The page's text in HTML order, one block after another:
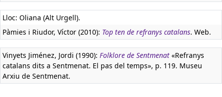
Lloc: Oliana (Alt Urgell).
Pàmies i Riudor, Víctor (2010): Top ten de refranys catalans. Web.
Vinyets Jiménez, Jordi (1990): Folklore de Sentmenat «Refranys
catalans dits a Sentmenat. El pas del temps», p. 119. Museu
Arxiu de Sentmenat.